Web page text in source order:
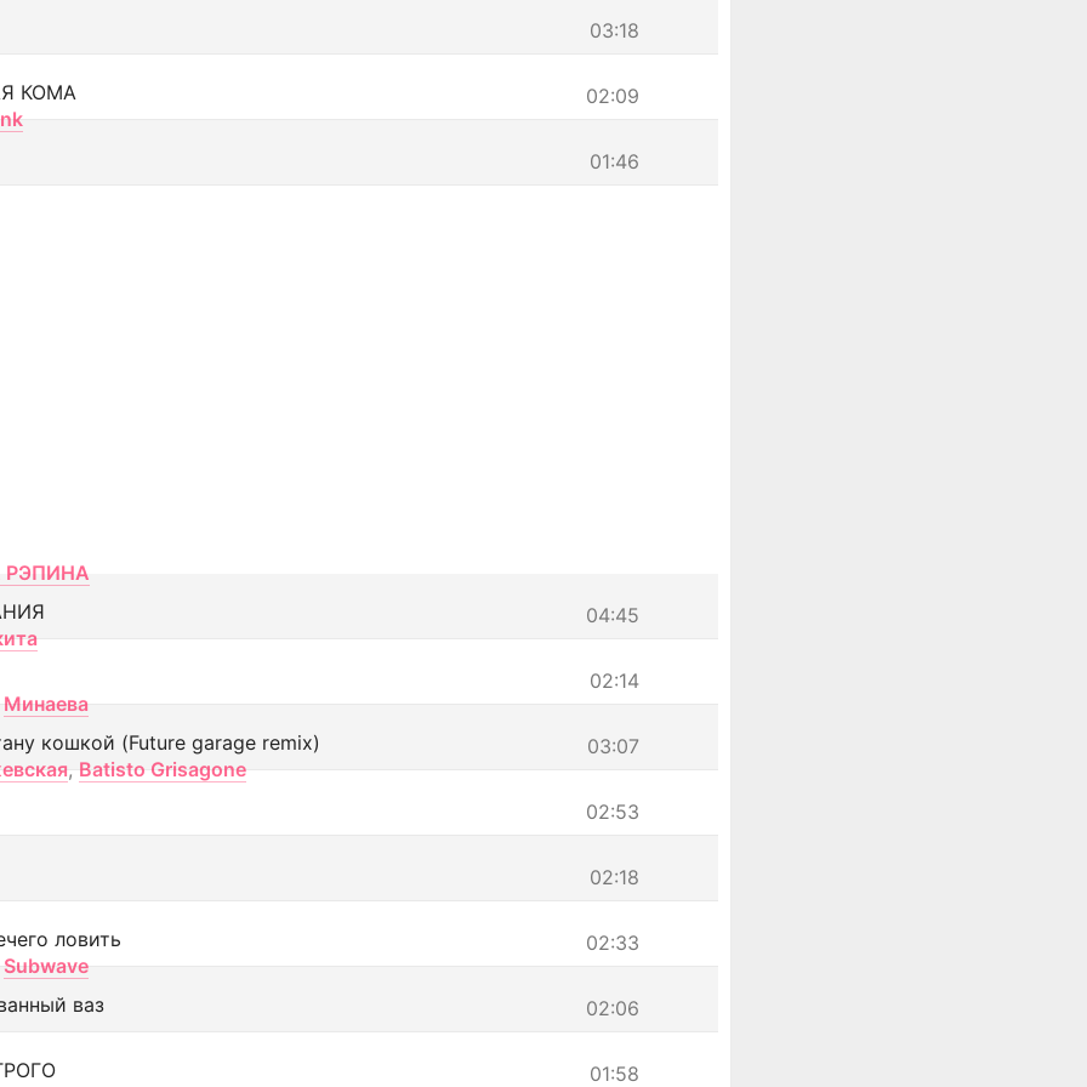
03:18
02:09
КОМА
01:46
РЭПИНА
04:45
02:14
Минаева
03:07
кошкой (Future garage remix)
, Batisto Grisagone
02:53
02:18
02:33
ловить
Subwave
02:06
ваз
01:58